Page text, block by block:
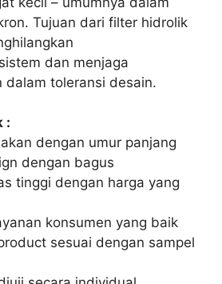
Tujuan dari filter hidrolik
dan menjaga
dalam toleransi desain.
:
dengan umur panjang
dengan bagus
tinggi dengan harga yang
konsumen yang baik
sesuai dengan sampel